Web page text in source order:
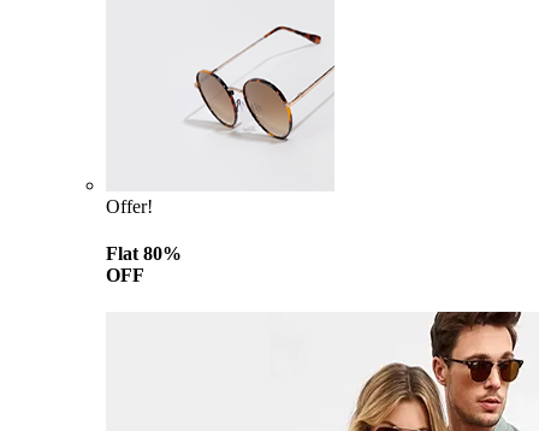
Offer!
Flat 80%
OFF